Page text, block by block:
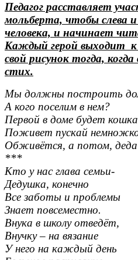
Педагог расставляет
мольберта, чтобы слева
человека, и начинает
Каждый герой выходит
свой рисунок тогда,
стих.
Мы должны построить
А кого поселим в нем?
Первой в доме будет кошка
Поживет пускай
Обживётся, а потом, деда
***
Кто у нас глава семьи-
Дедушка, конечно
Все заботы и проблемы
Знает повсеместно.
Внука в школу отведёт,
Внучку – на вязание
У него на каждый день